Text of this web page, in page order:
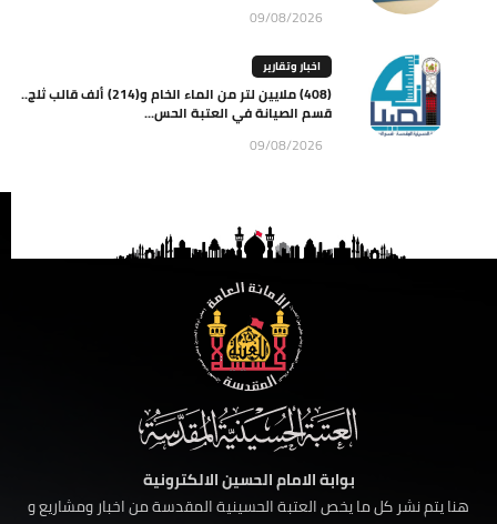
09/08/2026
اخبار وتقارير
(408) ملايين لتر من الماء الخام و(214) ألف قالب ثلج..
قسم الصيانة في العتبة الحس...
09/08/2026
بوابة الامام الحسين الالكترونية
هنا يتم نشر كل ما يخص العتبة الحسينية المقدسة من اخبار ومشاريع و